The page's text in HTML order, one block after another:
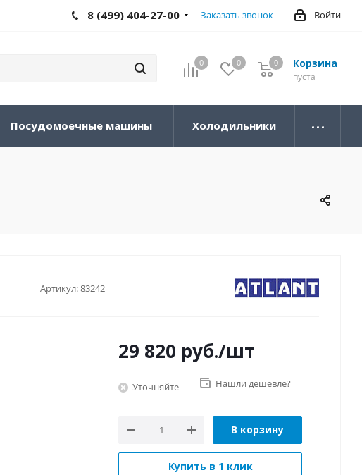
Войти
8 (499) 404-27-00 Заказать звонок
0 0 Корзина
0
пуста
0
Посудомоечные машины Холодильники
Артикул:83242
29 820 руб./шт
Уточняйте Нашли дешевле?
В корзину
Купить в 1 клик